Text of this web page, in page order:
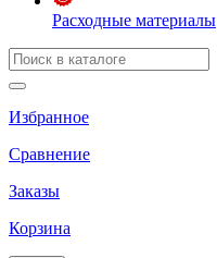
Расходные материалы
Избранное
Сравнение
Заказы
Корзина